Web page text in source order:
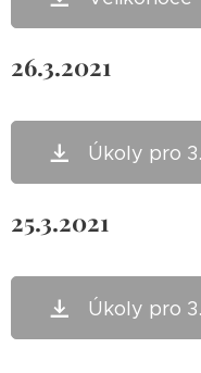
26.3.2021
Úkoly pro
25.3.2021
Úkoly pro